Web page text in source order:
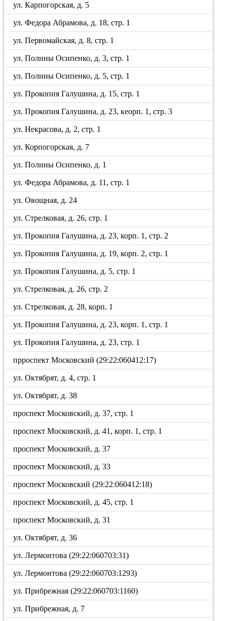
ул. Карпогорская, д. 5
ул. Федора Абрамова, д. 18, стр. 1
ул. Первомайская, д. 8, стр. 1
ул. Полины Осипенко, д. 3, стр. 1
ул. Полины Осипенко, д. 5, стр. 1
ул. Прокопия Галушина, д. 15, стр. 1
ул. Прокопия Галушина, д. 23, кеорп. 1, стр. 3
ул. Некрасова, д. 2, стр. 1
ул. Корпогорская, д. 7
ул. Полины Осипенко, д. 1
ул. Федора Абрамова, д. 11, стр. 1
ул. Овощная, д. 24
ул. Стрелковая, д. 26, стр. 1
ул. Прокопия Галушина, д. 23, корп. 1, стр. 2
ул. Прокопия Галушина, д. 19, корп. 2, стр. 1
ул. Прокопия Галушина, д. 5, стр. 1
ул. Стрелковая, д. 26, стр. 2
ул. Стрелковая, д. 28, корп. 1
ул. Прокопия Галушина, д. 23, корп. 1, стр. 1
ул. Прокопия Галушина, д. 23, стр. 1
прроспект Московский (29:22:060412:17)
ул. Октябрят, д. 4, стр. 1
ул. Октябрят, д. 38
проспект Московский, д. 37, стр. 1
проспект Московский, д. 41, корп. 1, стр. 1
проспект Московский, д. 37
проспект Московский, д. 33
проспект Московский (29:22:060412:18)
проспект Московский, д. 45, стр. 1
проспект Московский, д. 31
ул. Октябрят, д. 36
ул. Лермонтова (29:22:060703:31)
ул. Лермонтова (29:22:060703:1293)
ул. Прибрежная (29:22:060703:1160)
ул. Прибрежная, д. 7